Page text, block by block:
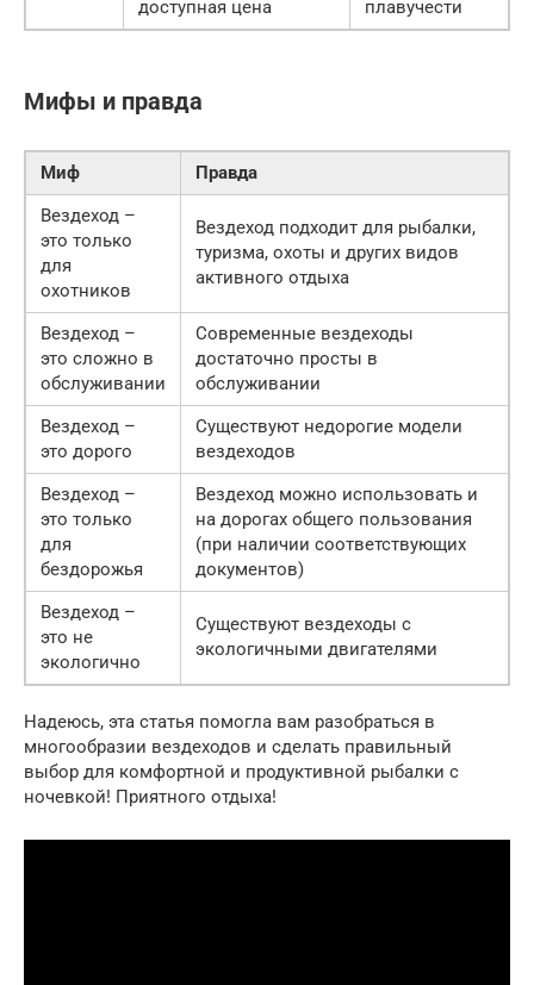
доступная цена плавучести
Мифы и правда
Миф
Правда
Вездеход –
это только
для
охотников
Вездеход подходит для рыбалки,
туризма, охоты и других видов
активного отдыха
Вездеход –
это сложно в
обслуживании
Современные вездеходы
достаточно просты в
обслуживании
Вездеход –
это дорого
Существуют недорогие модели
вездеходов
Вездеход –
это только
для
бездорожья
Вездеход можно использовать и
на дорогах общего пользования
(при наличии соответствующих
документов)
Вездеход –
это не
экологично
Существуют вездеходы с
экологичными двигателями
Надеюсь, эта статья помогла вам разобраться в
многообразии вездеходов и сделать правильный
выбор для комфортной и продуктивной рыбалки с
ночевкой! Приятного отдыха!